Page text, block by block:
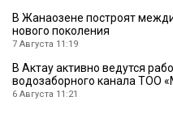
В Жанаозене построят
нового поколения
7 Августа 11:19
В Актау активно ведутся
водозаборного канала ТОО
6 Августа 11:21